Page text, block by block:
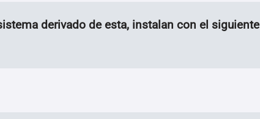
derivado de esta, instalan con el siguiente